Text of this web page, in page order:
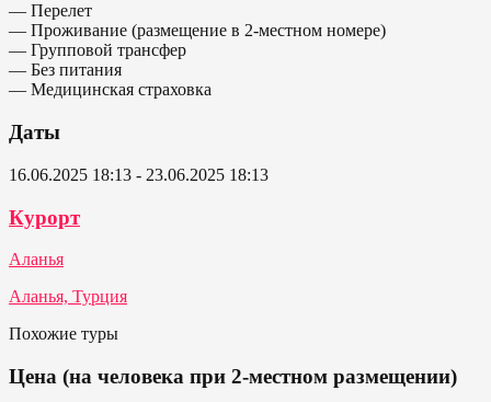
— Перелет
— Проживание (размещение в 2-местном номере)
— Групповой трансфер
— Без питания
— Медицинская страховка
Даты
16.06.2025 18:13 - 23.06.2025 18:13
Курорт
Аланья
Аланья, Турция
Похожие туры
Цена (на человека при 2-местном размещении)